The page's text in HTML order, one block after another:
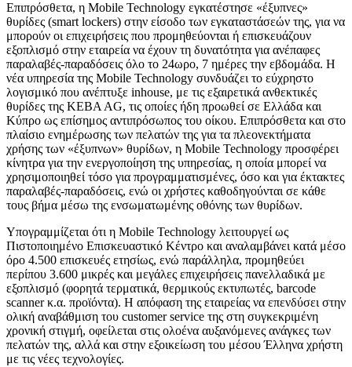
Επιπρόσθετα, η Mobile Technology εγκατέστησε «έξυπνες»
θυρίδες (smart lockers) στην είσοδο των εγκαταστάσεών της, για να
μπορούν οι επιχειρήσεις που προμηθεύονται ή επισκευάζουν
εξοπλισμό στην εταιρεία να έχουν τη δυνατότητα για ανέπαφες
παραλαβές-παραδόσεις όλο το 24ωρο, 7 ημέρες την εβδομάδα. Η
νέα υπηρεσία της Mobile Technology συνδυάζει το εύχρηστο
λογισμικό που ανέπτυξε inhouse, με τις εξαιρετικά ανθεκτικές
θυρίδες της KEBA AG, τις οποίες ήδη προωθεί σε Ελλάδα και
Κύπρο ως επίσημος αντιπρόσωπος του οίκου. Επιπρόσθετα και στο
πλαίσιο ενημέρωσης των πελατών της για τα πλεονεκτήματα
χρήσης των «έξυπνων» θυρίδων, η Mobile Technology προσφέρει
κίνητρα για την ενεργοποίηση της υπηρεσίας, η οποία μπορεί να
χρησιμοποιηθεί τόσο για προγραμματισμένες, όσο και για έκτακτες
παραλαβές-παραδόσεις, ενώ οι χρήστες καθοδηγούνται σε κάθε
τους βήμα μέσω της ενσωματωμένης οθόνης των θυρίδων.
Υπογραμμίζεται ότι η Mobile Technology λειτουργεί ως
Πιστοποιημένο Επισκευαστικό Κέντρο και αναλαμβάνει κατά μέσο
όρο 4.500 επισκευές ετησίως, ενώ παράλληλα, προμηθεύει
περίπου 3.600 μικρές και μεγάλες επιχειρήσεις πανελλαδικά με
εξοπλισμό (φορητά τερματικά, θερμικούς εκτυπωτές, barcode
scanner κ.α. προϊόντα). Η απόφαση της εταιρείας να επενδύσει στην
ολική αναβάθμιση του customer service της στη συγκεκριμένη
χρονική στιγμή, οφείλεται στις ολοένα αυξανόμενες ανάγκες των
πελατών της, αλλά και στην εξοικείωση του μέσου Έλληνα χρήστη
με τις νέες τεχνολογίες.